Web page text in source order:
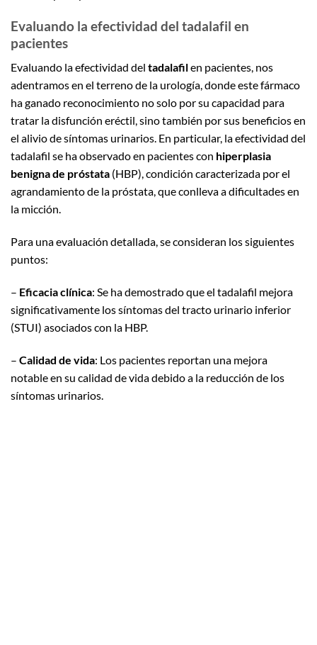
Evaluando la efectividad del tadalafil en
pacientes
Evaluando la efectividad del tadalafilen pacientes, nos
adentramos en el terreno de la urología, donde este fármaco
ha ganado reconocimiento no solo por su capacidad para
tratar la disfunción eréctil, sino también por sus beneficios en
el alivio de síntomas urinarios. En particular, la efectividad del
tadalafil se ha observado en pacientes con hiperplasia
benigna de próstata (HBP), condición caracterizada por el
agrandamiento de la próstata, que conlleva a dificultades en
la micción.
Para una evaluación detallada, se consideran los siguientes
puntos:
– Eficacia clínica: Se ha demostrado que el tadalafil mejora
significativamente los síntomas del tracto urinario inferior
(STUI) asociados con la HBP.
– Calidad de vida: Los pacientes reportan una mejora
notable en su calidad de vida debido a la reducción de los
síntomas urinarios.